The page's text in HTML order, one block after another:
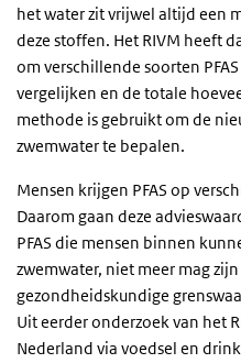
het water zit vrijwel altijd een
deze stoffen. Het RIVM heeft
om verschillende soorten
vergelijken en de totale
methode is gebruikt om de
zwemwater te bepalen.
Mensen krijgen PFAS op
Daarom gaan deze
PFAS die mensen binnen
zwemwater, niet meer mag
gezondheidskundige
Uit eerder onderzoek van het
Nederland via voedsel en